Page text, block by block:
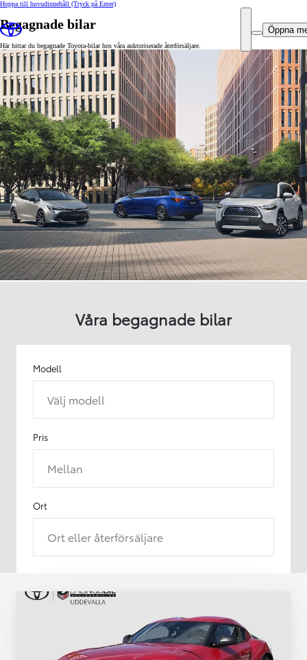
Hoppa till huvudinnehåll (Tryck på Enter)
Öppna
Begagnade bilar
Här hittar du begagnade Toyota-bilar hos våra auktoriserade återförsäljare.
Våra begagnade bilar
Modell
Välj modell
Pris
Mellan
Ort
Ort eller återförsäljare